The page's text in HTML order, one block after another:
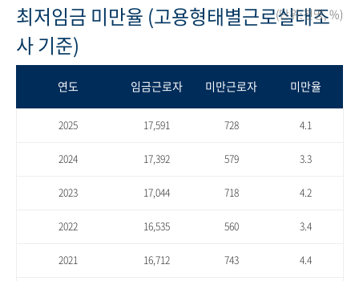
최저임금 미만율 (고용형태별근로실태조
사 기준)
(단위:천명, %)
연도 임금근로자 미만근로자 미만율
2025 17,591 728 4.1
2024 17,392 579 3.3
2023 17,044 718 4.2
2022 16,535 560 3.4
2021 16,712 743 4.4